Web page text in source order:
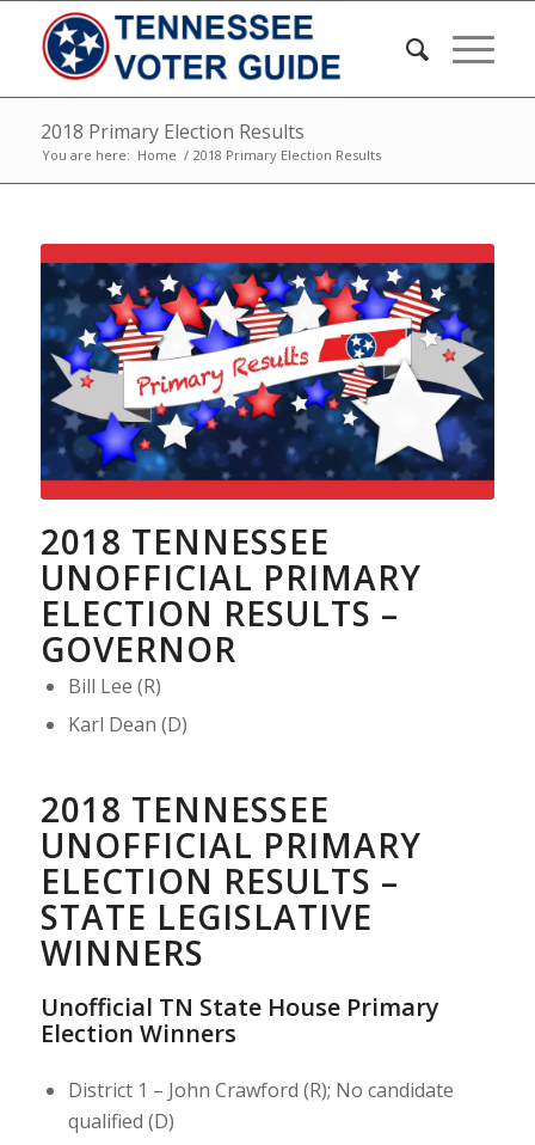
2018 Primary Election Results
You are here: Home / 2018 Primary Election Results
2018 TENNESSEE
UNOFFICIAL PRIMARY
ELECTION RESULTS –
GOVERNOR
Bill Lee (R)
Karl Dean (D)
2018 TENNESSEE
UNOFFICIAL PRIMARY
ELECTION RESULTS –
STATE LEGISLATIVE
WINNERS
Unofficial TN State House Primary
Election Winners
District 1 – John Crawford (R); No candidate
qualified (D)